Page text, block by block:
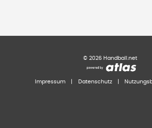
© 2026 Handball.net
Impressum Datenschutz